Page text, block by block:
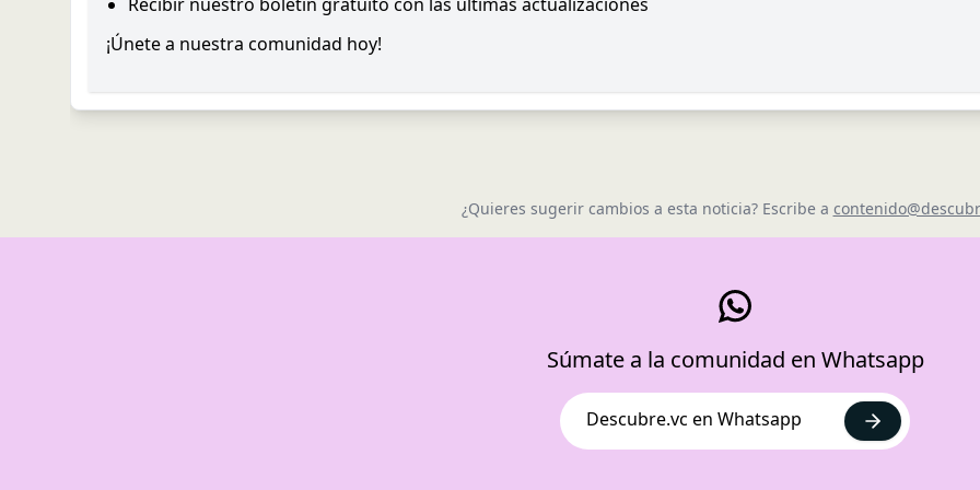
¡Únete a nuestra comunidad hoy!
¿Quieres sugerir cambios a esta noticia? Escribe a
Súmate a la comunidad en Whatsapp
Descubre.vc en Whatsapp